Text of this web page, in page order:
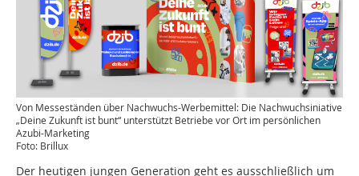
Von Messeständen über Nachwuchs-Werbemittel: Die Nachwuchsiniative
„Deine Zukunft ist bunt“ unterstützt Betriebe vor Ort im persönlichen
Azubi-Marketing
Foto: Brillux
Der heutigen jungen Generation geht es ausschließlich um